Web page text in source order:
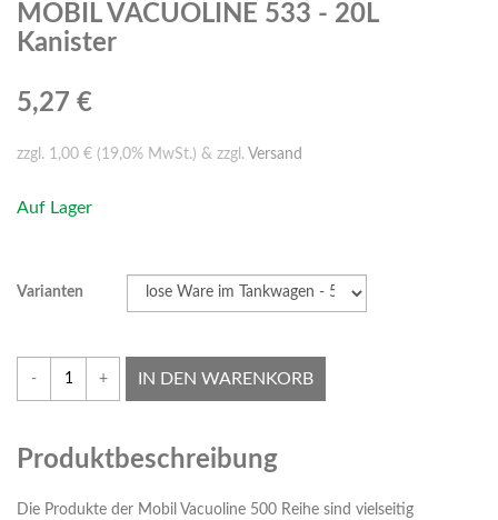
MOBIL VACUOLINE 533 - 20L
Kanister
5,27 €
zzgl. 1,00 € (19,0% MwSt.) & zzgl. Versand
Auf Lager
Varianten
- + IN DEN WARENKORB
Produktbeschreibung
Die Produkte der Mobil Vacuoline 500 Reihe sind vielseitig